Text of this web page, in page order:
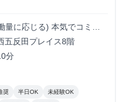
に応じる) 本気でコミッ
と報酬を得られる環境で
五反田プレイス8階
分
奨 半日OK 未経験OK